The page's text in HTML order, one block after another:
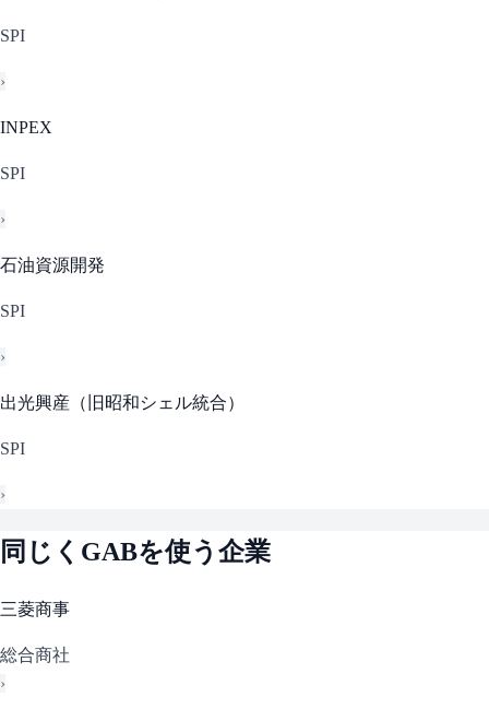
SPI
›
INPEX
SPI
›
石油資源開発
SPI
›
出光興産（旧昭和シェル統合）
SPI
›
同じく GABを使う企業
三菱商事
総合商社
›